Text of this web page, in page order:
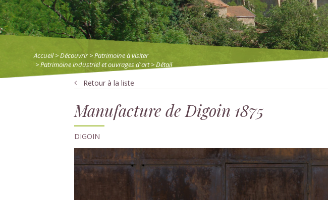
Accueil> Découvrir>Patrimoine à visiter
>Patrimoine industriel et ouvrages d'art> Détail
Retour à la liste
Manufacture de Digoin 1875
DIGOIN